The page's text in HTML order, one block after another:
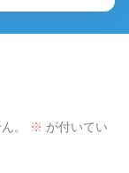
。 ※ が付いてい